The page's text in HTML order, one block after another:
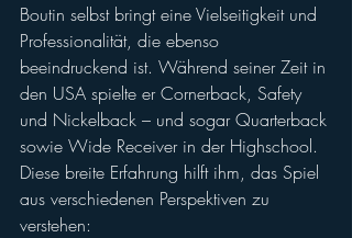
Boutin selbst bringt eine Vielseitigkeit und
Professionalität, die ebenso
beeindruckend ist. Während seiner Zeit in
den USA spielte er Cornerback, Safety
und Nickelback – und sogar Quarterback
sowie Wide Receiver in der Highschool.
Diese breite Erfahrung hilft ihm, das Spiel
aus verschiedenen Perspektiven zu
verstehen: